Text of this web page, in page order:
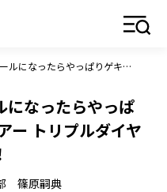
トリプルダイヤがボールになったらやっぱりゲキ飛び？ クロムツアー トリプルダイヤモンドをコースで試打！
になったらやっぱ
ー トリプルダイヤ
篠原嗣典